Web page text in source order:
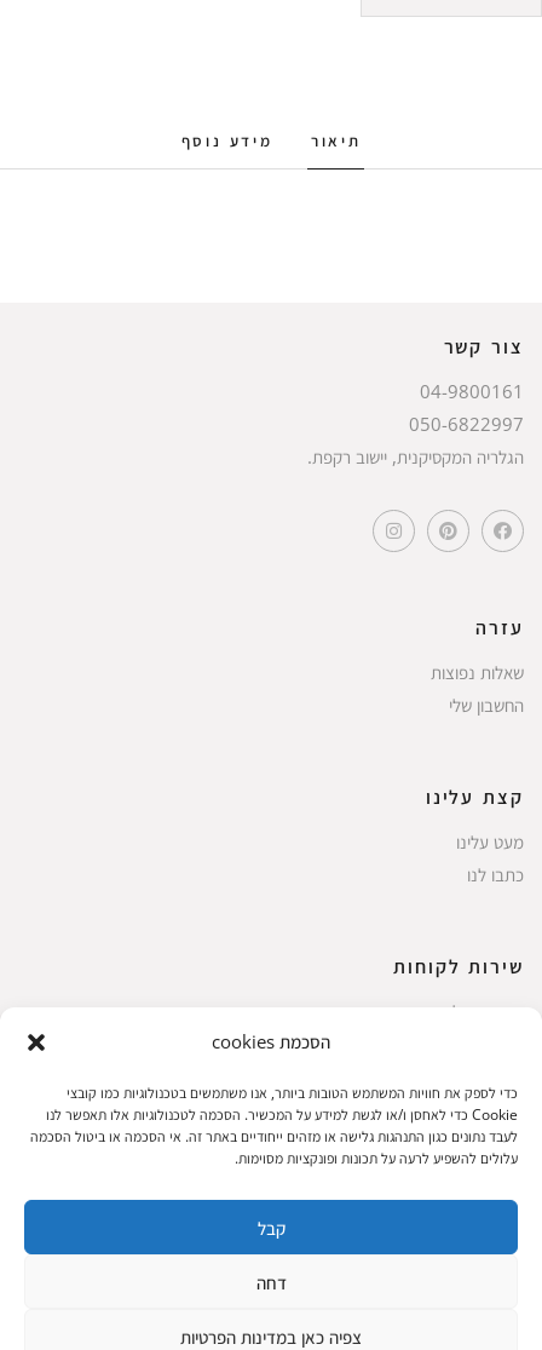
הסכמת cookies
כדי לספק את חוויות המשתמש הטובות ביותר, אנו משתמשים בטכנולוגיות כמו קובצי
Cookie כדי לאחסן ו/או לגשת למידע על המכשיר. הסכמה לטכנולוגיות אלו תאפשר לנו
לעבד נתונים כגון התנהגות גלישה או מזהים ייחודיים באתר זה. אי הסכמה או ביטול הסכמה
עלולים להשפיע לרעה על תכונות ופונקציות מסוימות.
קבל
דחה
צפיה כאן במדינות הפרטיות
תיאור מידע נוסף
צור קשר
04-9800161
050-6822997
הגלריה המקסיקנית, יישוב רקפת.
עזרה
שאלות נפוצות
החשבון שלי
קצת עלינו
מעט עלינו
כתבו לנו
שירות לקוחות
החשבון שלי
עגלת קניות
תקנון אתר